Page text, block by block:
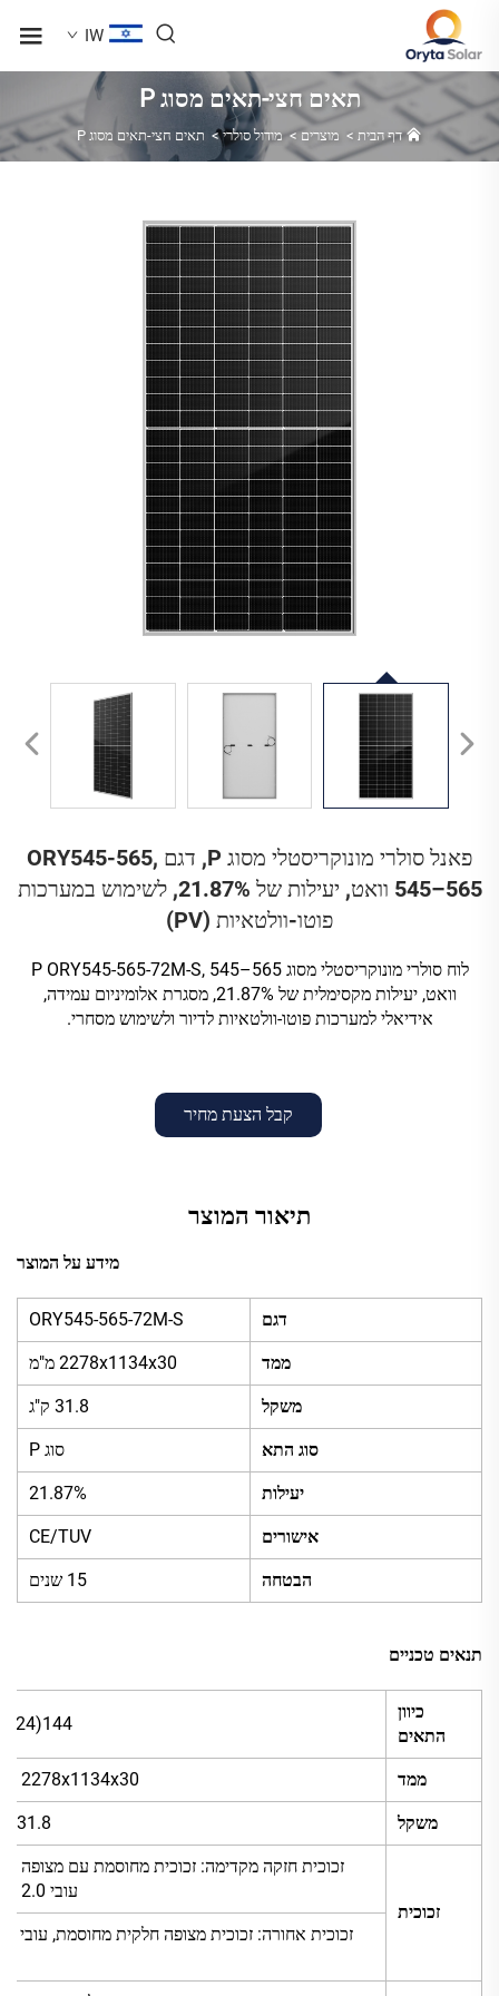
IW
תאים חצי-תאים מסוג P
דף הבית > מוצרים>מודול סולרי> תאים חצי-תאים מסוג P
פאנל סולרי מונוקריסטלי מסוג P, דגם ORY545-565,
545–565 וואט, יעילות של 21.87%, לשימוש במערכות
פוטו-וולטאיות (PV)
לוח סולרי מונוקריסטלי מסוג P ORY545-565-72M-S, 545–565
וואט, יעילות מקסימלית של 21.87%, מסגרת אלומיניום עמידה,
אידיאלי למערכות פוטו-וולטאיות לדיור ולשימוש מסחרי.
קבל הצעת מחיר
תיאור המוצר
מידע על המוצר
דגם ORY545-565-72M-S
ממד 2278x1134x30 מ"מ
משקל 31.8 ק"ג
סוג התא סוג P
יעילות 21.87%
אישורים CE/TUV
הבטחה 15 שנים
תנאים טכניים
כיוון
התאים
144(6x24)
ממד 2278x1134x30 מ"מ
משקל 31.8 ק"ג
זכוכית
עובי 2.0 מ"מ